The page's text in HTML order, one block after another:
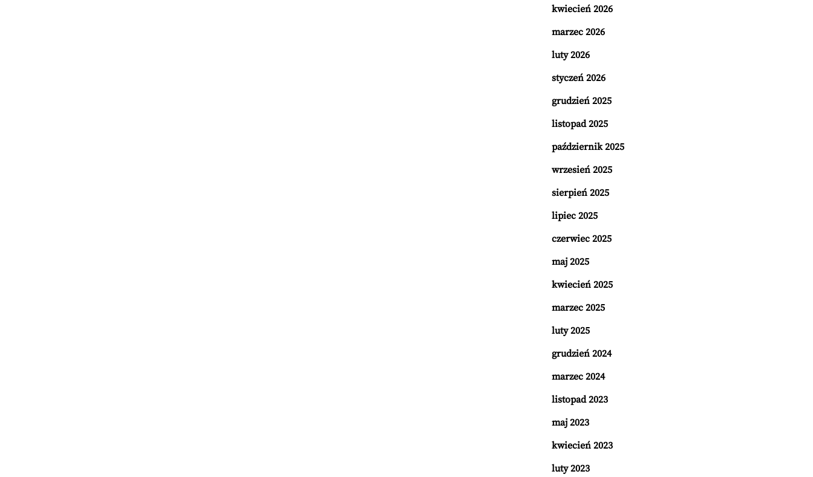
kwiecień 2026
marzec 2026
luty 2026
styczeń 2026
grudzień 2025
listopad 2025
październik 2025
wrzesień 2025
sierpień 2025
lipiec 2025
czerwiec 2025
maj 2025
kwiecień 2025
marzec 2025
luty 2025
grudzień 2024
marzec 2024
listopad 2023
maj 2023
kwiecień 2023
luty 2023